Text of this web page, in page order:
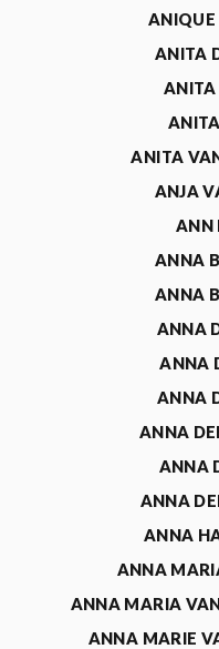
ANIQUE
ANITA
ANITA
ANITA
ANJA
ANN
ANNA
ANNA
ANNA
ANNA
ANNA
ANNA
ANNA
ANNA
ANNA
ANNA
ANNA MARIA
ANNA MARIE